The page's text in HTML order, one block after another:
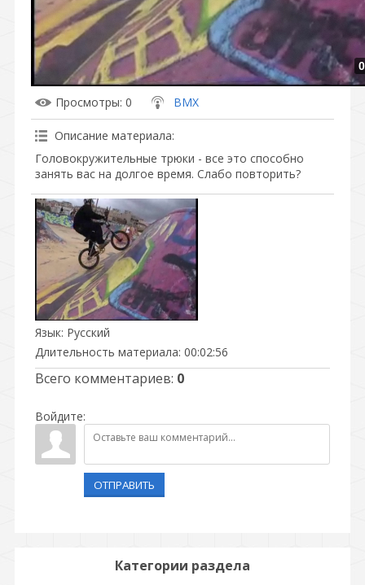
Просмотры: 0 BMX
Описание материала:
Головокружительные трюки - все это способно
занять вас на долгое время. Слабо повторить?
Язык: Русский
Длительность материала: 00:02:56
Всего комментариев: 0
Войдите:
ОТПРАВИТЬ
Категории раздела